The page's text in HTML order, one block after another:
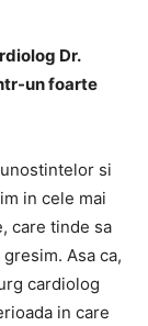
Dr.
un foarte
si
in cele mai
care tinde sa
Asa ca,
cardiolog
in care